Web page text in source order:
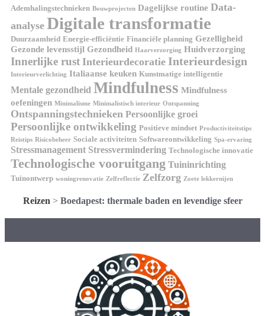
Ademhalingstechnieken Bouwprojecten Dagelijkse routine Data-
analyse Digitale transformatie
Duurzaamheid Energie-efficiëntie Financiële planning Gezelligheid
Gezonde levensstijl Gezondheid Haarverzorging Huidverzorging
Innerlijke rust Interieurdecoratie Interieurdesign
Interieurverlichting Italiaanse keuken Kunstmatige intelligentie
Mentale gezondheid Mindfulness Mindfulness
oefeningen Minimalisme Minimalistisch interieur Ontspanning
Ontspanningstechnieken Persoonlijke groei
Persoonlijke ontwikkeling Positieve mindset Productiviteitstips
Reistips Risicobeheer Sociale activiteiten Softwareontwikkeling Spa-ervaring
Stressmanagement Stressvermindering Technologische innovatie
Technologische vooruitgang Tuininrichting
Tuinontwerp woningrenovatie Zelfreflectie Zelfzorg Zoete lekkernijen
Reizen > Boedapest: thermale baden en levendige sfeer